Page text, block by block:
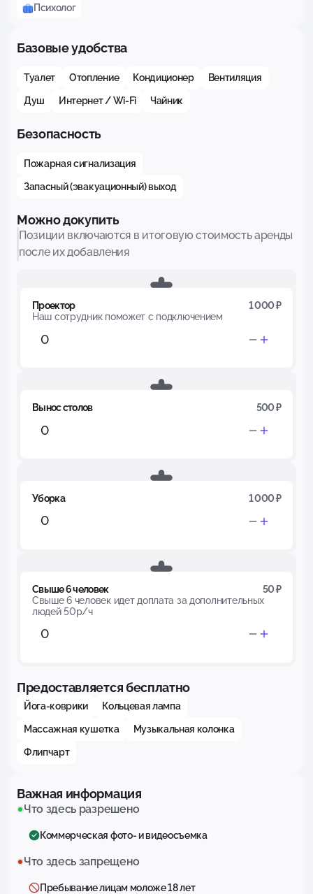
Психолог
Базовые удобства
Туалет Отопление Кондиционер Вентиляция
Душ Интернет / Wi-Fi Чайник
Безопасность
Пожарная сигнализация
Запасный (эвакуационный) выход
Можно докупить
Позиции включаются в итоговую стоимость аренды
после их добавления
Проектор
1 000 ₽
Наш сотрудник поможет с подключением
Вынос столов 500 ₽
Уборка 1 000 ₽
Свыше 6 человек
50 ₽
Свыше 6 человек идет доплата за дополнительных
людей 50р/ч
Предоставляется бесплатно
Йога-коврики Кольцевая лампа
Массажная кушетка Музыкальная колонка
Флипчарт
Важная информация
Что здесь разрешено
Коммерческая фото- и видеосъемка
Что здесь запрещено
Пребывание лицам моложе 18 лет